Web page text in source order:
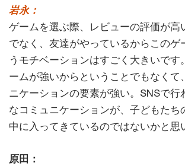
岩永：
ゲームを選ぶ際、レビューの評価が高
でなく、友達がやっているからこのゲ
うモチベーションはすごく大きいです
ームが強いからということでもなくて
ニケーションの要素が強い。SNSで行
なコミュニケーションが、子どもたち
中に入ってきているのではないかと思
原田：